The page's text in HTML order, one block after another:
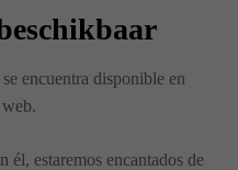
encuentra disponible en
web.
él, estaremos encantados de